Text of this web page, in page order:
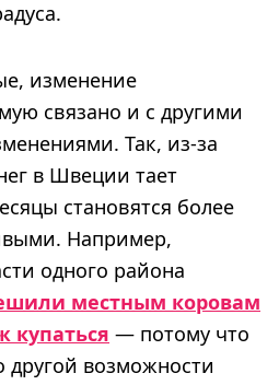
изменение
связано и с другими
Так, из-за
в Швеции тает
становятся более
Например,
одного района
местным коровам
купаться — потому что
возможности